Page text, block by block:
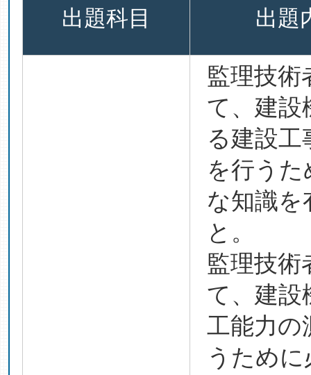
出題科目 出題
監理技術
て、建設
る建設工
を行う
な知識を
と。
監理技術
て、建設
工能力の
うため